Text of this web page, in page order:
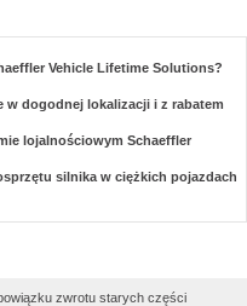
Vehicle Lifetime Solutions?
w dogodnej lokalizacji i z rabatem
lojalnościowym Schaeffler
silnika w ciężkich pojazdach
zwrotu starych części